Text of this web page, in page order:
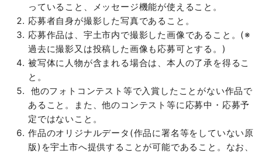
っていること、メッセージ機能が使えること。
応募者自身が撮影した写真であること。
応募作品は、宇土市内で撮影した画像であること。(※
過去に撮影又は投稿した画像も応募可とする。)
被写体に人物が含まれる場合は、本人の了承を得るこ
と。
他のフォトコンテスト等で入賞したことがない作品で
あること。また、他のコンテスト等に応募中・応募予
定ではないこと。
作品のオリジナルデータ(作品に署名等をしていない原
版)を宇土市へ提供することが可能であること。なお、